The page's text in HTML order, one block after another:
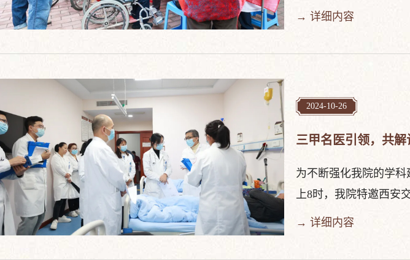
→ 详细内容
2024-10-26
三甲名医引领，共
为不断强化我院的学
上8时，我院特邀西安
→ 详细内容